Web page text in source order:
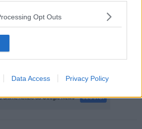
Opt Outs
Data Access Privacy Policy
vedrà i circa 150 bambini
scolastico Cortona 1 intonare la canzone